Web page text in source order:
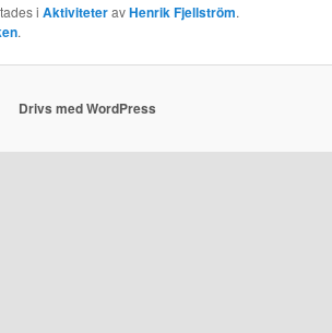
iAktiviteteravHenrik Fjellström.
.
Drivs med WordPress